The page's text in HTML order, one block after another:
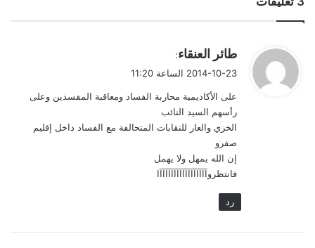
ي
ق
ل
طائر العنقاء:
2014-10-23 الساعة 11:20
على الأكاديمية محاربة الفساد ومعاقبة المفسدين وعلى
رأسهم السيد النائب
الخزي والعار للنقابات المتحالفة مع الفساد داخل إقليم
صفرو
إن الله يمهل ولا يهمل
فانتظروآآآآآآآآآآآآآآآآآا
رد